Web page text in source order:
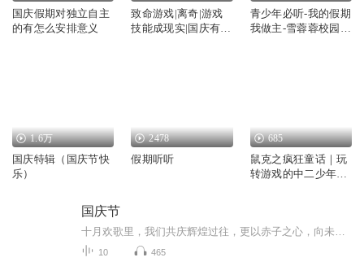
国庆假期对独立自主
的有怎么安排意义
致命游戏|离奇|游戏
技能成现实|国庆有声
青少年必听-我的假期
我做主-雪蓉蓉校园故
1.6万
国庆特辑（国庆节快
乐）
2478
假期听听
685
鼠克之疯狂童话｜玩
转游戏的中二少年｜
国庆节
10 465